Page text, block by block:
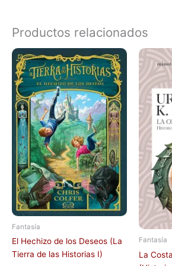
Productos relacionados
Fantasía
El Hechizo de los Deseos (La
Tierra de las Historias I)
Fantasía
La